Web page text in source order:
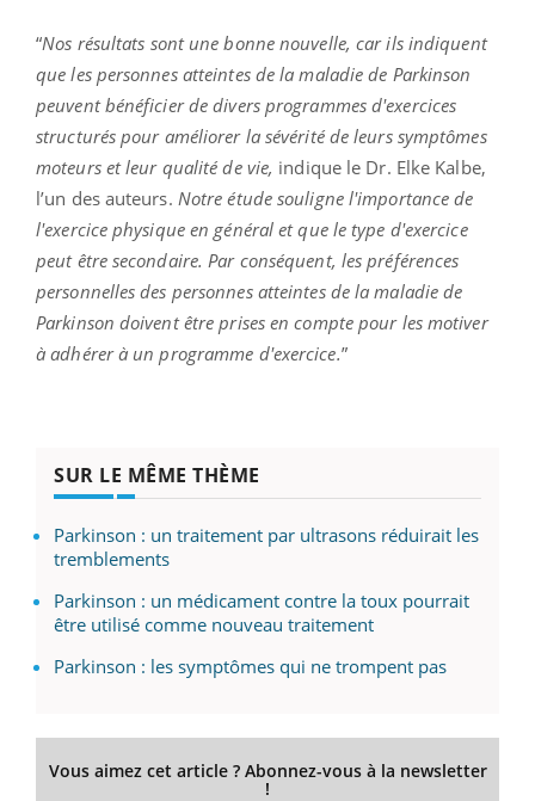
“Nos résultats sont une bonne nouvelle, car ils indiquent
que les personnes atteintes de la maladie de Parkinson
peuvent bénéficier de divers programmes d'exercices
structurés pour améliorer la sévérité de leurs symptômes
moteurs et leur qualité de vie, indique le Dr. Elke Kalbe,
l’un des auteurs. Notre étude souligne l'importance de
l'exercice physique en général et que le type d'exercice
peut être secondaire. Par conséquent, les préférences
personnelles des personnes atteintes de la maladie de
Parkinson doivent être prises en compte pour les motiver
à adhérer à un programme d'exercice.”
SUR LE MÊME THÈME
Parkinson : un traitement par ultrasons réduirait les
tremblements
Parkinson : un médicament contre la toux pourrait
être utilisé comme nouveau traitement
Parkinson : les symptômes qui ne trompent pas
Vous aimez cet article ? Abonnez-vous à la newsletter
!